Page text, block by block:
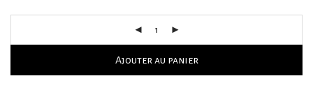
Ajouter au panier